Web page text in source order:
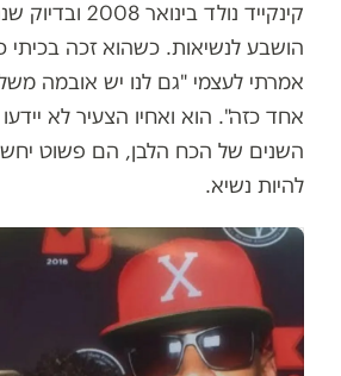
קינקייד נולד
הושבע לנשיאות. כשהוא זכה בכיתי
אמרתי לעצמי "גם לנו יש אובמה
השנים של הכח הלבן, הם פשוט
להיות נשיא.